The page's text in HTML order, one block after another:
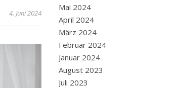
4. Juni 2024
Mai 2024
April 2024
März 2024
Februar 2024
Januar 2024
August 2023
Juli 2023